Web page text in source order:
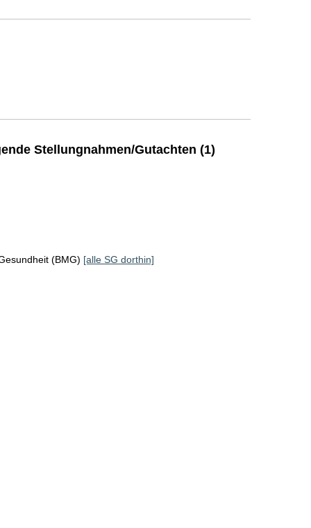
Stellungnahmen/Gutachten (1)
(BMG) [alle SG dorthin]